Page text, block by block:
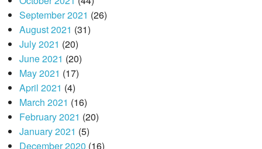
September 2021 (26)
August 2021 (31)
July 2021 (20)
June 2021 (20)
May 2021 (17)
April 2021 (4)
March 2021 (16)
February 2021 (20)
January 2021 (5)
December 2020 (16)